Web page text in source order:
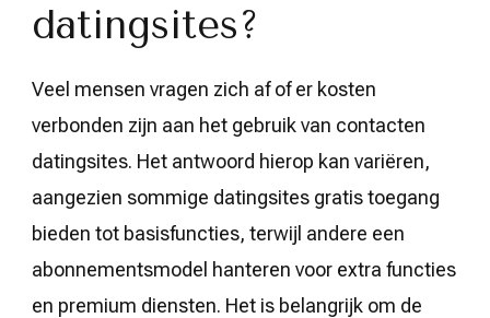
datingsites?
Veel mensen vragen zich af of er kosten
verbonden zijn aan het gebruik van contacten
datingsites. Het antwoord hierop kan variëren,
aangezien sommige datingsites gratis toegang
bieden tot basisfuncties, terwijl andere een
abonnementsmodel hanteren voor extra functies
en premium diensten. Het is belangrijk om de